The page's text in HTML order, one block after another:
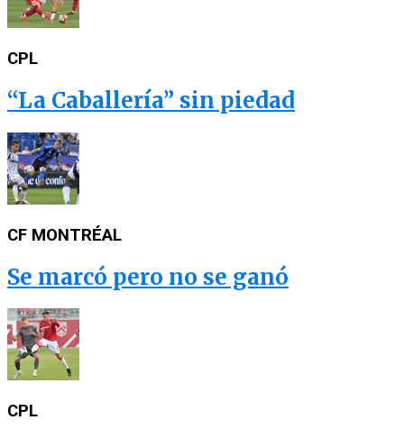
CPL
“La Caballería” sin piedad
CF MONTRÉAL
Se marcó pero no se ganó
CPL